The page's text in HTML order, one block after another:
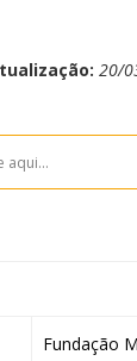
20/
Fundação